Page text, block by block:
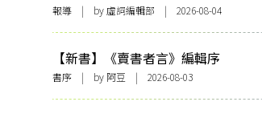
報導 | by 虛詞編輯部 | 2026-08-04
【新書】《賣書者言》編輯序
書序 | by 阿豆 | 2026-08-03